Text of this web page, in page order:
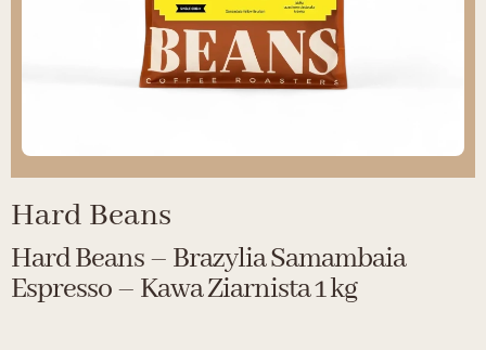
Hard Beans
Hard Beans – Brazylia Samambaia
Espresso – Kawa Ziarnista 1 kg